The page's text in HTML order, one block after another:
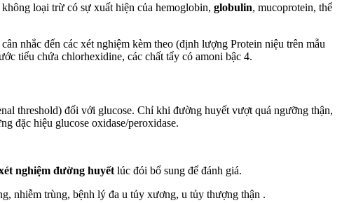
loại trừ có sự xuất hiện của hemoglobin, globulin, mucoprotein, thể
nhắc đến các xét nghiệm kèm theo (định lượng Protein niệu trên mẫu
tiểu chứa chlorhexidine, các chất tẩy có amoni bậc 4.
threshold) đối với glucose. Chỉ khi đường huyết vượt quá ngưỡng thận,
đặc hiệu glucose oxidase/peroxidase.
nghiệm đường huyếtlúc đói bổ sung để đánh giá.
nhiễm trùng, bệnh lý đa u tủy xương, u tủy thượng thận .